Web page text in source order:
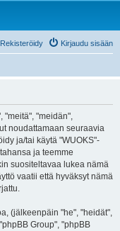
Kirjaudu sisään
Rekisteröidy
"meitä", "meidän",
noudattamaan seuraavia
ja/tai käytä "WUOKS"-
ja teemme
suositeltavaa lukea nämä
vaatii että hyväksyt nämä
(jälkeenpäin "he", "heidät",
Group", "phpBB